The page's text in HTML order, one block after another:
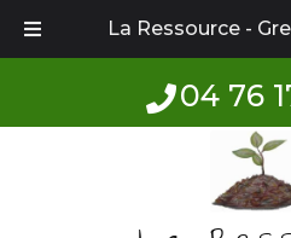
La Ressource -
04 76